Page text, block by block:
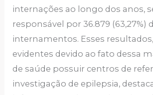
internações ao longo dos anos,
responsável por 36.879 (63,27%)
internamentos. Esses
evidentes devido ao fato dessa
de saúde possuir centros de
investigação de epilepsia,